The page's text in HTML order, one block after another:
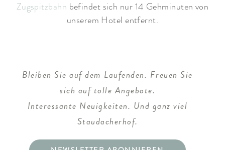
Zugspitzbahn befindet sich nur 14 Gehminuten von
unserem Hotel entfernt.
Bleiben Sie auf dem Laufenden. Freuen Sie
sich auf tolle Angebote.
Interessante Neuigkeiten. Und ganz viel
Staudacherhof.